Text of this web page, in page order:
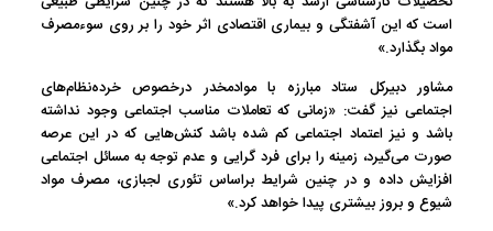
است که این آشفتگی و بیماری اقتصادی اثر خود را بر روی سوءمصرف
مواد بگذارد.»
مشاور دبیرکل ستاد مبارزه با موادمخدر درخصوص خرده‌نظام‌های
اجتماعی نیز گفت: «زمانی که تعاملات مناسب اجتماعی وجود نداشته
باشد و نیز اعتماد اجتماعی کم شده باشد کنش‌هایی که در این عرصه
صورت می‌گیرد، زمینه را برای فرد گرایی و عدم توجه به مسائل اجتماعی
افزایش داده و در چنین شرایط براساس تئوری لجبازی، مصرف مواد
شیوع و بروز بیشتری پیدا خواهد کرد.»